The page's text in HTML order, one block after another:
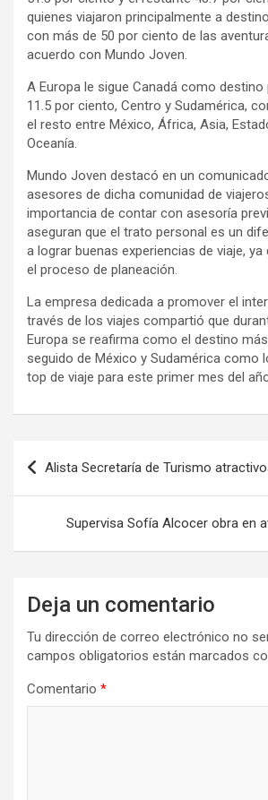
quienes viajaron principalmente a
con más de 50 por ciento de las
acuerdo con Mundo Joven.
A Europa le sigue Canadá como
11.5 por ciento, Centro y Sudamérica,
el resto entre México, África, Asia,
Oceanía.
Mundo Joven destacó en un
asesores de dicha comunidad de
importancia de contar con asesoría
aseguran que el trato personal es un
a lograr buenas experiencias de viaje,
el proceso de planeación.
La empresa dedicada a promover el
través de los viajes compartió que
Europa se reafirma como el destino
seguido de México y Sudamérica como
top de viaje para este primer mes del
Navegación
de
entradas
Alista Secretaría de Turismo
Supervisa Sofía Alcocer obra en
Deja un comentario
Tu dirección de correo electrónico no
campos obligatorios están marcados
Comentario *